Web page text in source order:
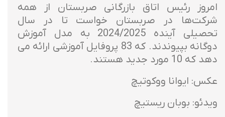
امروز رئیس اتاق بازرگانی صربستان از همه
شرکت‌ها در صربستان خواست تا در سال
تحصیلی آینده 2024/2025 به مدل آموزش
دوگانه بپیوندند. که 83 پروفایل آموزشی ارائه می
دهد که 10 مورد جدید هستند.
عکس: ایوانا ووکوتیچ
ویدئو: بوبان ریستیچ